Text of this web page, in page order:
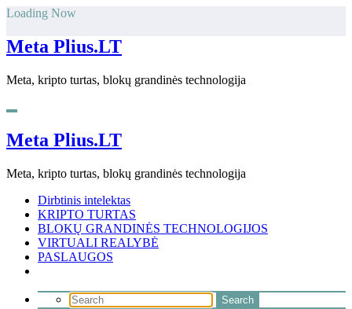
Skip
content
Loading Now
Meta Plius.LT
Meta, kripto turtas, blokų grandinės technologija
Meta Plius.LT
Meta, kripto turtas, blokų grandinės technologija
Dirbtinis intelektas
KRIPTO TURTAS
BLOKŲ GRANDINĖS TECHNOLOGIJOS
VIRTUALI REALYBĖ
PASLAUGOS